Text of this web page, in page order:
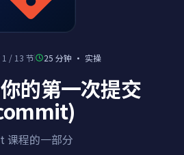
1 / 13 节 25 分钟 · 实操
的第一次提交
课程的一部分